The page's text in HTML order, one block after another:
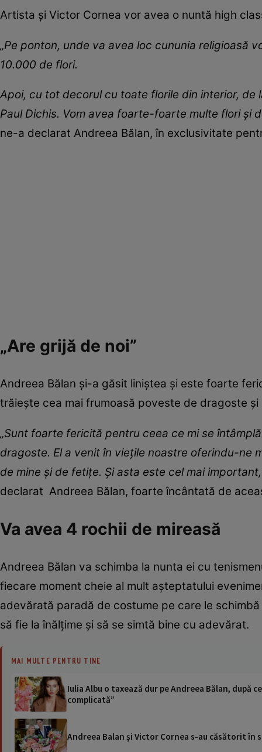
Artista și Victor Cornea vor avea o nuntă high
„Pe ponton, unde va avea loc cununia religioasă
10.000 de flori.
Apoi, cu tot decorul cu toate florile din interior,
Paul Dichis. Vom avea foarte-foarte multe flori și
ne-a declarat Andreea Bălan, în exclusivitate
„Are grijă de noi”
Andreea Bălan și-a găsit liniștea și este foarte
trăiește cea mai frumoasă poveste de dragoste
„Sunt foarte fericită pentru ceea ce mi se
dragoste. El a venit în viețile noastre oferindu-ne
de mine și de fetițe. Și asta este cel mai
declarat Andreea Bălan, foarte încântată de
Va avea 4 rochii de mireasă
Andreea Bălan va schimba la nunta ei cu
fiecare moment cheie al mult așteptatului
adevărată paradă de costume pe care le
să fie la înălțime și să se simtă bine cu adevărat.
MAI MULTE PENTRU TINE
Iulia Albu o taxează dur pe Andreea Bălan, după
complicată”
Andreea Balan și Victor Cornea s-au căsătorit